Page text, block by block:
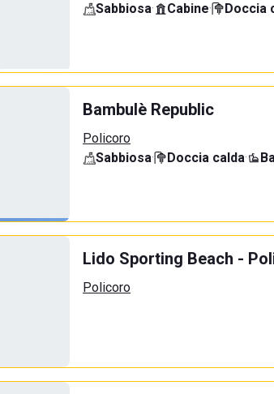
Sabbiosa· Cabine· Doccia
Bambulè Republic
Policoro
Sabbiosa· Doccia calda·
Lido Sporting Beach -
Policoro